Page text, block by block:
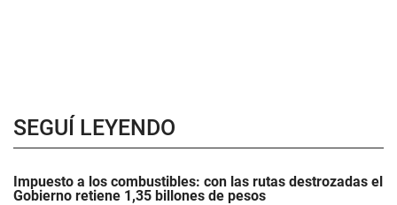
SEGUÍ LEYENDO
Impuesto a los combustibles: con las rutas destrozadas el
Gobierno retiene 1,35 billones de pesos